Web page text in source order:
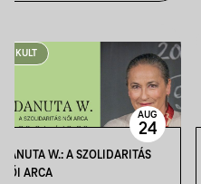
KULT
DANUTA W.: A SZOLIDARITÁS
NŐI ARCA
AUG
24